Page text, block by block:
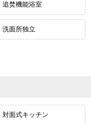
追焚機能浴室
洗面所独立
対面式キッチン